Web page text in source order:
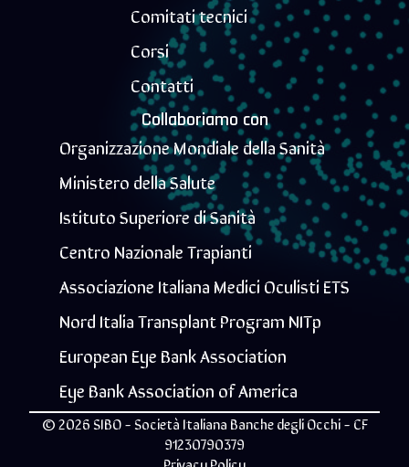
Comitati tecnici
Corsi
Contatti
Collaboriamo con
Organizzazione Mondiale della Sanità
Ministero della Salute
Istituto Superiore di Sanità
Centro Nazionale Trapianti
Associazione Italiana Medici Oculisti ETS
Nord Italia Transplant Program NITp
European Eye Bank Association
Eye Bank Association of America
© 2026 SIBO - Società Italiana Banche degli Occhi - CF
91230790379